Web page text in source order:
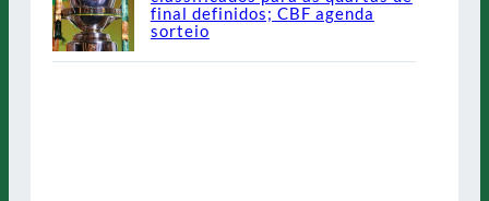
final definidos; CBF agenda
sorteio